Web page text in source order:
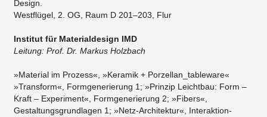
Design.
Westflügel, 2. OG, Raum D 201–203, Flur​
Institut für Materialdesign IMD
Leitung: Prof. Dr. Markus Holzbach
»Material im Prozess«, »Keramik + Porzellan_tableware«
»Transform«, Formgenerierung 1; »Prinzip Leichtbau: Form –
Kraft – Experiment«, Formgenerierung 2; »Fibers«,
Gestaltungsgrundlagen 1; »Netz-Architektur«, Interaktion-